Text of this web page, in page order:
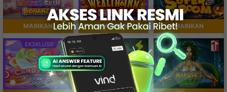
MAINKAN MAINKAN MAINKAN
EKSKLUSIF